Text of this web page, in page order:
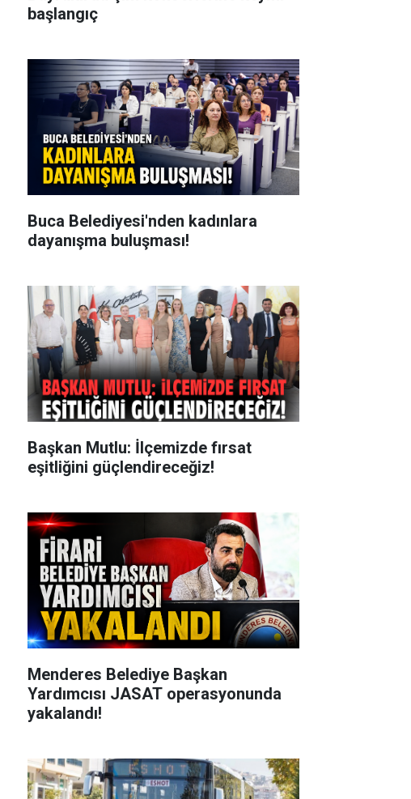
başlangıç
Buca Belediyesi'nden kadınlara
dayanışma buluşması!
Başkan Mutlu: İlçemizde fırsat
eşitliğini güçlendireceğiz!
Menderes Belediye Başkan
Yardımcısı JASAT operasyonunda
yakalandı!